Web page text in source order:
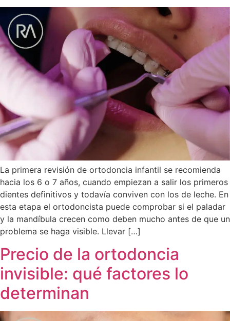
La primera revisión de ortodoncia infantil se recomienda
hacia los 6 o 7 años, cuando empiezan a salir los primeros
dientes definitivos y todavía conviven con los de leche. En
esta etapa el ortodoncista puede comprobar si el paladar
y la mandíbula crecen como deben mucho antes de que un
problema se haga visible. Llevar […]
Precio de la ortodoncia
invisible: qué factores lo
determinan